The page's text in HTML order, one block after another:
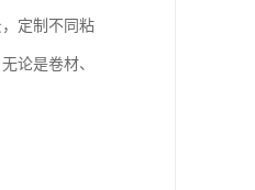
定制不同粘
论是卷材、